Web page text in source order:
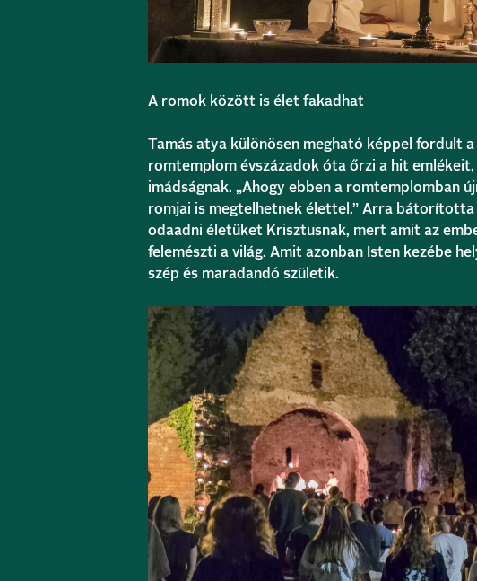
A romok között is élet fakadhat
Tamás atya különösen megható képpel fordult
romtemplom évszázadok óta őrzi a hit emlékeit,
imádságnak. „Ahogy ebben a romtemplomban
romjai is megtelhetnek élettel.” Arra
odaadni életüket Krisztusnak, mert amit az
felemészti a világ. Amit azonban Isten kezébe
szép és maradandó születik.